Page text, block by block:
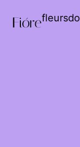
fleursdo